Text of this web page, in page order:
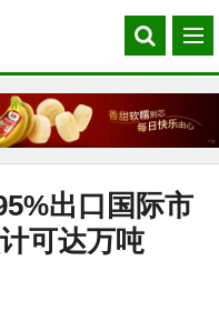
Search
our
菜
单
出口国际市
可达万吨